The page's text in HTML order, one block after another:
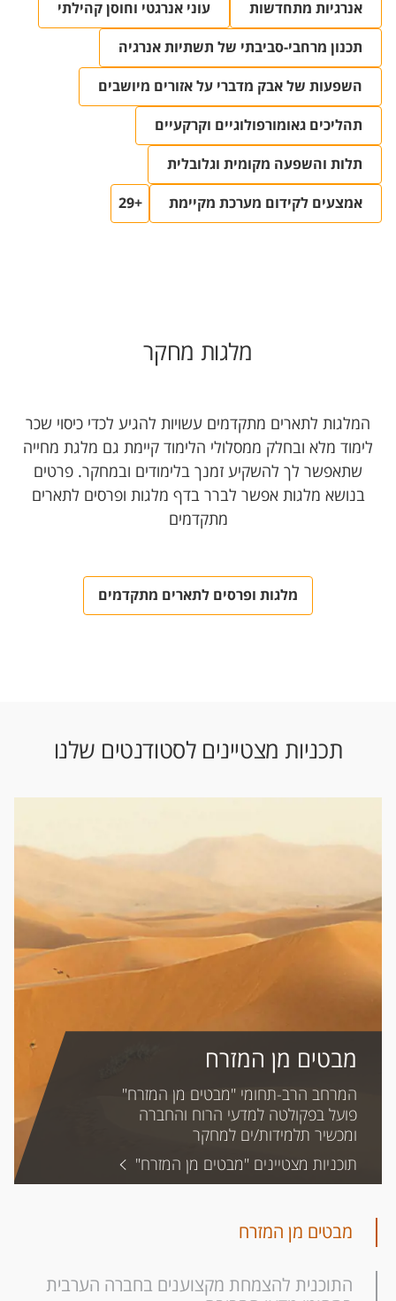
אנרגיות מתחדשות עוני אנרגטי וחוסן קהילתי
תכנון מרחבי-סביבתי של תשתיות אנרגיה
השפעות של אבק מדברי על אזורים מיושבים
תהליכים גאומורפולוגיים וקרקעיים
תלות והשפעה מקומית וגלובלית
אמצעים לקידום מערכת מקיימת +29
מלגות מחקר
המלגות לתארים מתקדמים עשויות להגיע לכדי כיסוי שכר
לימוד מלא ובחלק ממסלולי הלימוד קיימת גם מלגת מחייה
שתאפשר לך להשקיע זמנך בלימודים ובמחקר. פרטים
בנושא מלגות אפשר לברר בדף מלגות ופרסים לתארים
מתקדמים
מלגות ופרסים לתארים מתקדמים
מבטים מן המזרח
התוכנית להצמחת מקצוענים בחברה הערבית
תכניות מצטיינים לסטודנטים שלנו
מבטים מן המזרח
המרחב הרב-תחומי "מבטים מן המזרח"
פועל בפקולטה למדעי הרוח והחברה
ומכשיר תלמידות/ים למחקר
חוצה-דיסציפלינות ומעמיק. הוא שואף
לקדם, לפתח וליצור מערך אפיסטמולוגי
בנקודת המבט, אלא גם תצענה אפשרויות
ובאותו זמן לאתגר מונחים אלו עצמם.
תוכניות מצטיינים "מבטים מן המזרח"
התוכנית להצמחת מקצוענים
בחברה הערבית בתחומי מדעי
הסביבה
התוכנית היוקרתית באוניברסיטת בן-גוריון
בנגב מיועדת לסטודנטים וסטודנטיות
מצטיינים ללימודי תואר שני מהחברה
הסביבה.
התוכנית להצמחת מקצוענים בחברה הערבית בתחומי
מדעי הסביבה